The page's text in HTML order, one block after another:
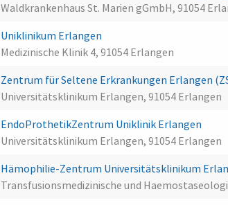
Waldkrankenhaus St. Marien gGmbH, 91054
Uniklinikum Erlangen
Medizinische Klinik 4, 91054 Erlangen
Zentrum für Seltene Erkrankungen Erlangen
Universitätsklinikum Erlangen, 91054 Erlangen
EndoProthetikZentrum Uniklinik Erlangen
Universitätsklinikum Erlangen, 91054 Erlangen
Hämophilie-Zentrum Universitätsklinikum
Transfusionsmedizinische und